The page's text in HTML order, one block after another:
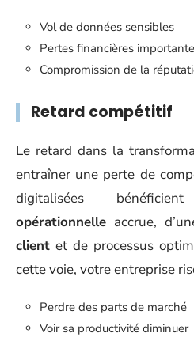
Vol de données sensibles
Pertes financières
Compromission de la
Retard compétitif
Le retard dans la
entraîner une perte de
digitalisées
opérationnelle accrue,
client et de processus
cette voie, votre entreprise
Perdre des parts de marché
Voir sa productivité diminuer